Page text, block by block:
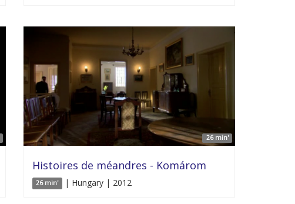
26 min'
Histoires de méandres - Komárom
26 min' | Hungary | 2012